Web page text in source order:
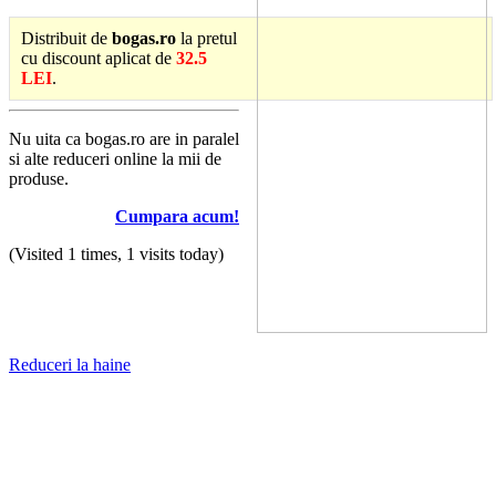
Distribuit de bogas.ro la pretul
cu discount aplicat de 32.5
LEI.
Nu uita ca bogas.ro are in paralel
si alte reduceri online la mii de
produse.
Cumpara acum!
(Visited 1 times, 1 visits today)
Reduceri la haine